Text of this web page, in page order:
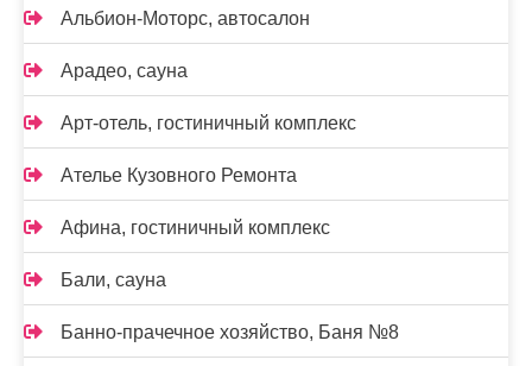
Альбион-Моторс, автосалон
Арадео, сауна
Арт-отель, гостиничный комплекс
Ателье Кузовного Ремонта
Афина, гостиничный комплекс
Бали, сауна
Банно-прачечное хозяйство, Баня №8